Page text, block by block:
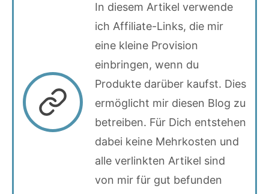
In diesem Artikel verwende
ich Affiliate-Links, die mir
eine kleine Provision
einbringen, wenn du
Produkte darüber kaufst. Dies
ermöglicht mir diesen Blog zu
betreiben. Für Dich entstehen
dabei keine Mehrkosten und
alle verlinkten Artikel sind
von mir für gut befunden